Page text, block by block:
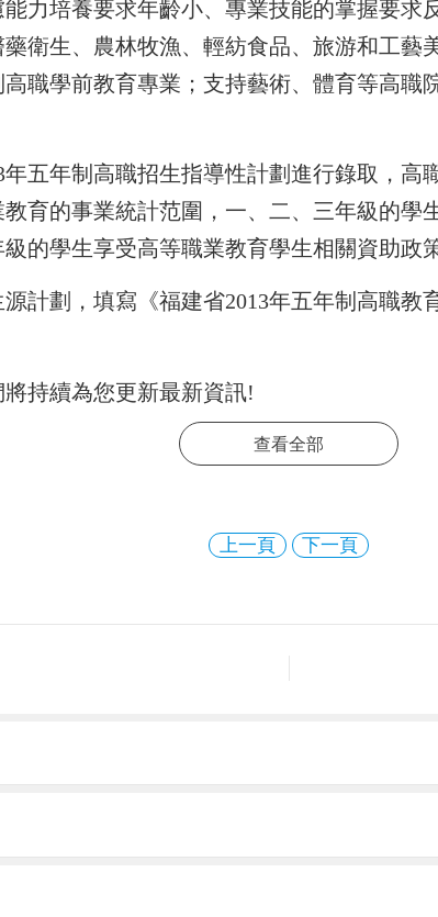
力培養要求年齡小、專業技能的掌握要
衛生、農林牧漁、輕紡食品、旅游和工
職學前教育專業；支持藝術、體育等高
五年制高職招生指導性計劃進行錄取，
育的事業統計范圍，一、二、三年級的
的學生享受高等職業教育學生相關資助政策
計劃，填寫《福建省2013年五年制高職
將持續為您更新最新資訊!
查看全部
上一頁 下一頁